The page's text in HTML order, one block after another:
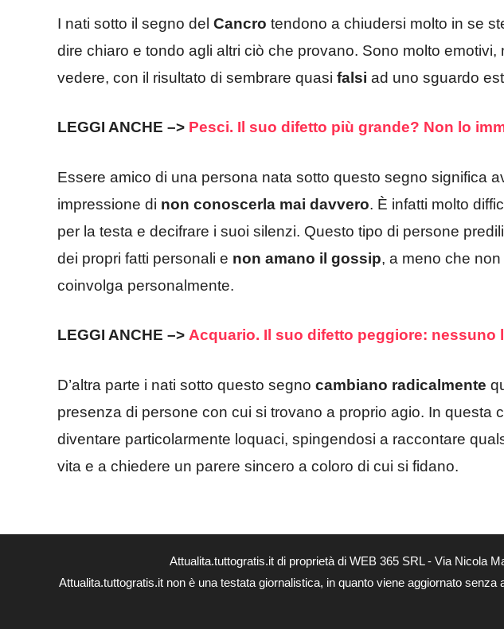
I nati sotto il segno del Cancro tendono a chiudersi molto in se
dire chiaro e tondo agli altri ciò che provano. Sono molto emotivi,
vedere, con il risultato di sembrare quasi falsi ad uno sguardo
LEGGI ANCHE –> Pesci. Il suo difetto più grande? Non lo
Essere amico di una persona nata sotto questo segno significa
impressione di non conoscerla mai davvero. È infatti molto
per la testa e decifrare i suoi silenzi. Questo tipo di persone
dei propri fatti personali e non amano il gossip, a meno che
coinvolga personalmente.
LEGGI ANCHE –> Acquario. Il suo difetto peggiore: nessuno
D’altra parte i nati sotto questo segno cambiano radicalmente
presenza di persone con cui si trovano a proprio agio. In questa
diventare particolarmente loquaci, spingendosi a raccontare
vita e a chiedere un parere sincero a coloro di cui si fidano.
Attualita.tuttogratis.it di proprietà di WEB 365 SRL - Via Nicola
Attualita.tuttogratis.it non è una testata giornalistica, in quanto viene aggiornato